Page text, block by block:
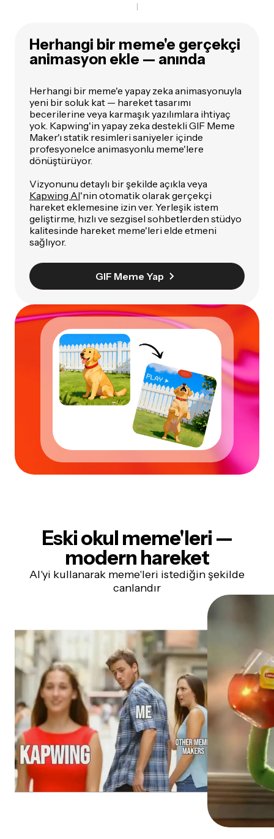
Herhangi bir meme'e gerçekçi
animasyon ekle — anında
Herhangi bir meme'e yapay zeka animasyonuyla
yeni bir soluk kat — hareket tasarımı
becerilerine veya karmaşık yazılımlara ihtiyaç
yok. Kapwing'in yapay zeka destekli GIF Meme
Maker'ı statik resimleri saniyeler içinde
profesyonelce animasyonlu meme'lere
dönüştürüyor.
Vizyonunu detaylı bir şekilde açıkla veya
Kapwing AI'nin otomatik olarak gerçekçi
hareket eklemesine izin ver. Yerleşik istem
geliştirme, hızlı ve sezgisel sohbetlerden stüdyo
kalitesinde hareket meme'leri elde etmeni
sağlıyor.
GIF Meme Yap
Eski okul meme'leri —
modern hareket
AI'yi kullanarak meme'leri istediğin şekilde
canlandır